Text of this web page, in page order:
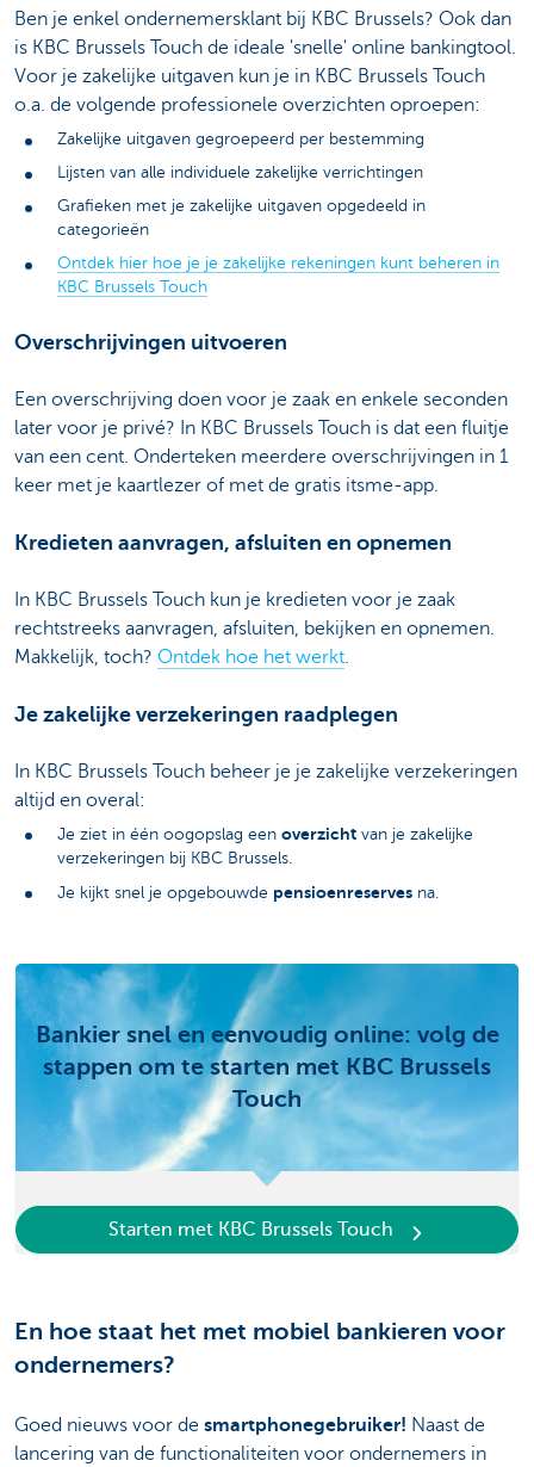
Ben je enkel ondernemersklant bij KBC Brussels? Ook dan
is KBC Brussels Touch de ideale 'snelle' online bankingtool.
Voor je zakelijke uitgaven kun je in KBC Brussels Touch
o.a. de volgende professionele overzichten oproepen:
Zakelijke uitgaven gegroepeerd per bestemming
Lijsten van alle individuele zakelijke verrichtingen
Grafieken met je zakelijke uitgaven opgedeeld in
categorieën
Ontdek hier hoe je je zakelijke rekeningen kunt beheren in
KBC Brussels Touch
Overschrijvingen uitvoeren
Een overschrijving doen voor je zaak en enkele seconden
later voor je privé? In KBC Brussels Touch is dat een fluitje
van een cent. Onderteken meerdere overschrijvingen in 1
keer met je kaartlezer of met de gratis itsme-app.
Kredieten aanvragen, afsluiten en opnemen
In KBC Brussels Touch kun je kredieten voor je zaak
rechtstreeks aanvragen, afsluiten, bekijken en opnemen.
Makkelijk, toch? Ontdek hoe het werkt.
Je zakelijke verzekeringen raadplegen
In KBC Brussels Touch beheer je je zakelijke verzekeringen
altijd en overal:
Je ziet in één oogopslag een overzicht van je zakelijke
verzekeringen bij KBC Brussels.
Je kijkt snel je opgebouwde pensioenreserves na.
Bankier snel en eenvoudig online: volg de
stappen om te starten met KBC Brussels
Touch
Starten met KBC Brussels Touch
En hoe staat het met mobiel bankieren voor
ondernemers?
Goed nieuws voor de smartphonegebruiker! Naast de
lancering van de functionaliteiten voor ondernemers in